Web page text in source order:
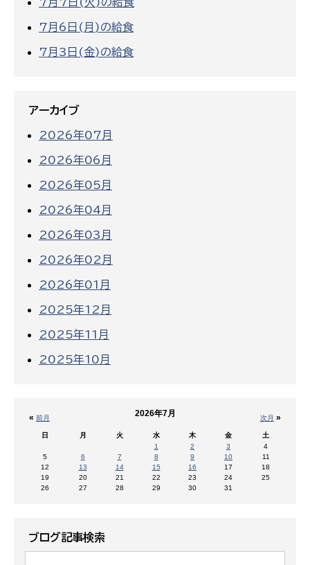
7月6日(月)の給食
7月3日(金)の給食
アーカイブ
2026年07月
2026年06月
2026年05月
2026年04月
2026年03月
2026年02月
2026年01月
2025年12月
2025年11月
2025年10月
« 前月 次月 »
2026年7月
日 月 火 水 木 金
土
1
2 3
4
5
6 7 8 9 10
11
12
13 14 15 16 17
18
19
20 21 22 23 24
25
26
27 28 29 30 31
ブログ記事検索